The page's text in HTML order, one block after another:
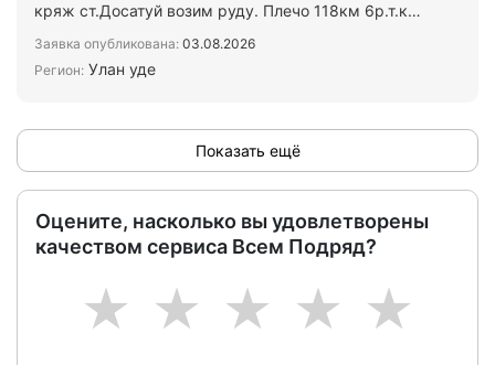
кряж ст.Досатуй возим руду. Плечо 118км 6р.т.км
Заявка опубликована: 03.08.2026
Регион: Улан уде
Показать ещё
Оцените, насколько вы удовлетворены
качеством сервиса Всем Подряд?
5
4
3
2
1